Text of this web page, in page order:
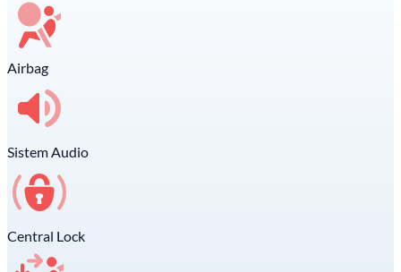
Airbag
Sistem Audio
Central Lock